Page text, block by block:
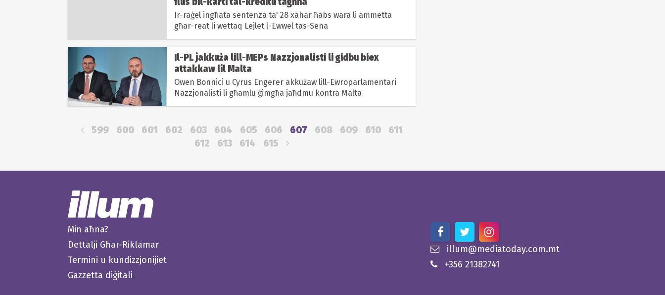
Ir-raġel ingħata sentenza ta' 28 xahar ħabs wara li ammetta
għar-reat li wettaq Lejlet l-Ewwel tas-Sena
Il-PL jakkuża lill-MEPs Nazzjonalisti li gidbu biex
attakkaw lil Malta
Owen Bonnici u Cyrus Engerer akkużaw lill-Ewroparlamentari
Nazzjonalisti li għamlu ġimgħa jaħdmu kontra Malta
599 600 601 602 603 604 605 606 607 608 609 610
611
612
613 614 615
Min aħna?
Dettalji Għar-Riklamar
Termini u kundizzjonijiet
Gazzetta diġitali
illum@mediatoday.com.mt
+356 21382741